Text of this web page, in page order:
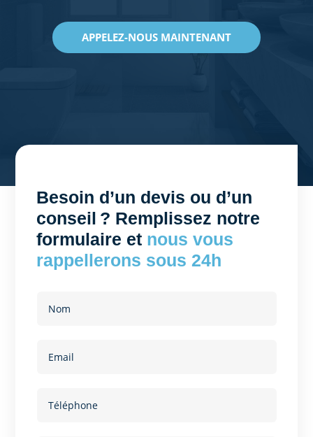
APPELEZ-NOUS MAINTENANT
Besoin d’un devis ou d’un
conseil ? Remplissez notre
formulaire et nous vous
rappellerons sous 24h